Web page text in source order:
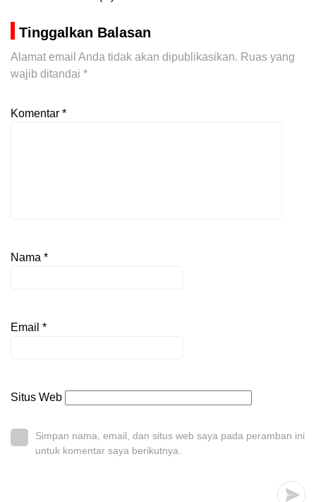
Tinggalkan Balasan
Alamat email Anda tidak akan dipublikasikan. Ruas yang
wajib ditandai *
Komentar *
Nama *
Email *
Situs Web
Simpan nama, email, dan situs web saya pada peramban ini
untuk komentar saya berikutnya.